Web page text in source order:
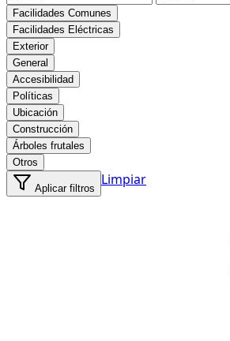
Facilidades Comunes
Facilidades Eléctricas
Exterior
General
Accesibilidad
Políticas
Ubicación
Construcción
Árboles frutales
Otros
Aplicar filtros
Limpiar